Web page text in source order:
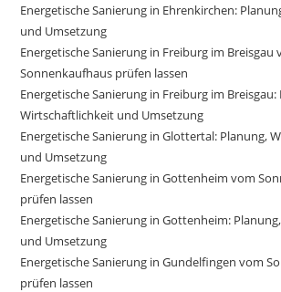
Energetische Sanierung in Ehrenkirchen:
und Umsetzung
Energetische Sanierung in Freiburg im Breisgau
Sonnenkaufhaus prüfen lassen
Energetische Sanierung in Freiburg im Breisgau:
Wirtschaftlichkeit und Umsetzung
Energetische Sanierung in Glottertal: Planung,
und Umsetzung
Energetische Sanierung in Gottenheim vom
prüfen lassen
Energetische Sanierung in Gottenheim:
und Umsetzung
Energetische Sanierung in Gundelfingen vom
prüfen lassen